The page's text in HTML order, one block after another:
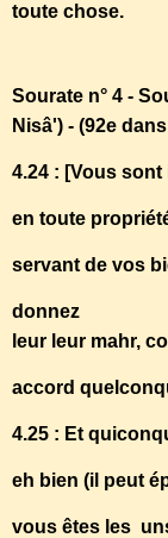
toute chose.
Sourate n° 4 -
Nisâ') - (92e
4.24 : [Vous
en toute
servant de vos
donnez
leur leur mahr,
accord
4.25 : Et
eh bien (il peut
vous êtes les